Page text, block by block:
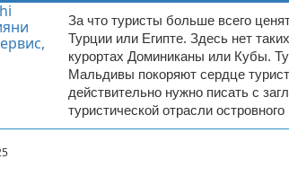
За что туристы больше всего
Турции или Египте. Здесь нет
курортах Доминиканы или Кубы.
Мальдивы покоряют сердце
действительно нужно писать с
туристической отрасли островного